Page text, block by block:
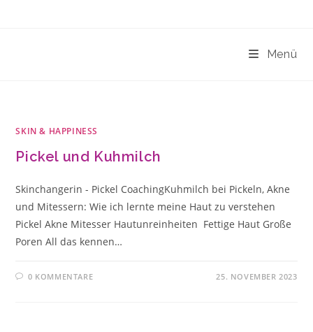
Menü
SKIN & HAPPINESS
Pickel und Kuhmilch
Skinchangerin - Pickel CoachingKuhmilch bei Pickeln, Akne
und Mitessern: Wie ich lernte meine Haut zu verstehen
Pickel Akne Mitesser Hautunreinheiten Fettige Haut Große
Poren All das kennen…
0 KOMMENTARE 25. NOVEMBER 2023